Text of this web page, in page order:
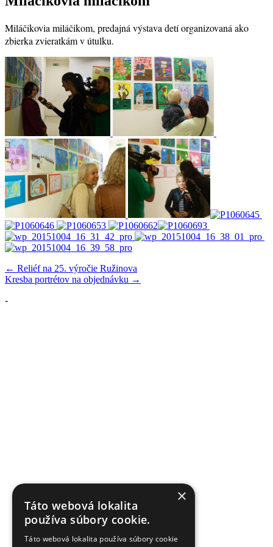
Miláčikovia miláčikom, predajná výstava detí organizovaná ako
zbierka zvieratkám v útulku.
Navigácia
v
článku
← Reliéf na 25. výročie Ružinova
Kresba portrétov na objednávku →
-
×
Táto webová lokalita
používa súbory cookie.
Táto webová lokalita používa súbory cookie